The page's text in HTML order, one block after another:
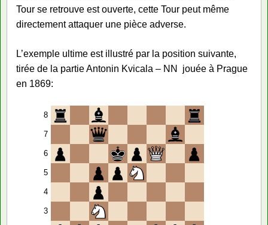
Tour se retrouve est ouverte, cette Tour peut même
directement attaquer une pièce adverse.
L’exemple ultime est illustré par la position suivante,
tirée de la partie Antonin Kvicala – NN jouée à Prague
en 1869:
8
7
6
5
4
3